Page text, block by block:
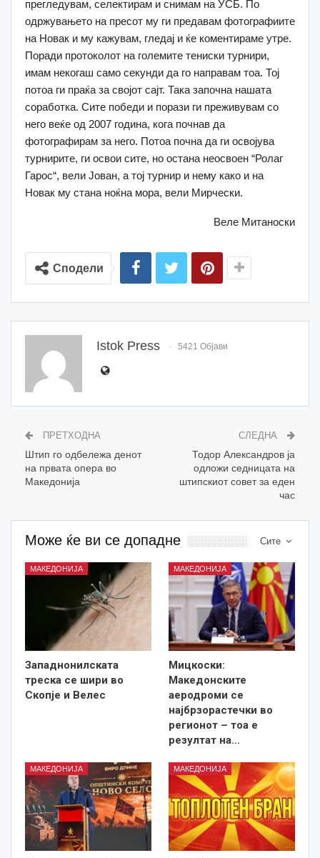
прегледувам, селектирам и снимам на УСБ. По
одржувањето на пресот му ги предавам фотографиите
на Новак и му кажувам, гледај и ќе коментираме утре.
Поради протоколот на големите тениски турнири,
имам некогаш само секунди да го направам тоа. Тој
потоа ги праќа за својот сајт. Така започна нашата
соработка. Сите победи и порази ги преживувам со
него веќе од 2007 година, кога почнав да
фотографирам за него. Потоа почна да ги освојува
турнирите, ги освои сите, но остана неосвоен “Ролаг
Гарос“, вели Јован, а тој турнир и нему како и на
Новак му стана ноќна мора, вели Мирчески.
Веле Митаноски
Сподели
Istok Press 5421 Објави
ПРЕТХОДНА
Штип го одбележа денот
на првата опера во
Македонија
СЛЕДНА
Тодор Александров ја
одложи седницата на
штипскиот совет за еден
час
Сите
Може ќе ви се допадне
МАКЕДОНИЈА
Западнонилската
треска се шири во
Скопје и Велес
МАКЕДОНИЈА
Мицкоски:
Македонските
аеродроми се
најбрзорастечки во
регионот – тоа е
резултат на…
МАКЕДОНИЈА МАКЕДОНИЈА